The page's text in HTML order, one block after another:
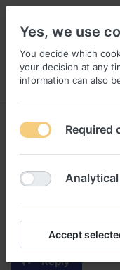
Menu Log in
peut on
sans
Reply
Yes, we use
You decide which
your decision at any
information can also
Required
Accept